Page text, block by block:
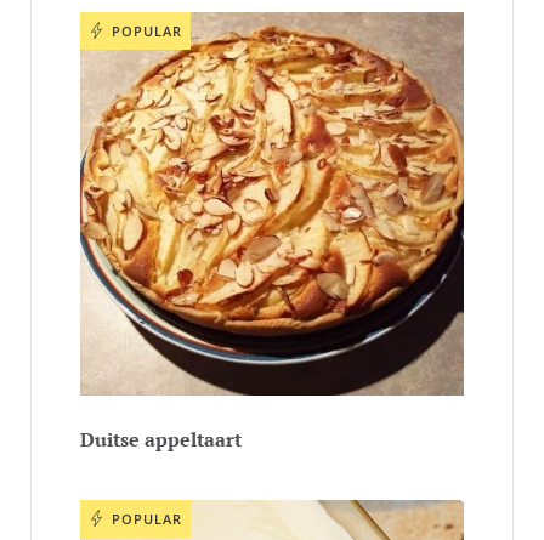
POPULAR
Duitse appeltaart
POPULAR